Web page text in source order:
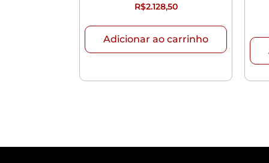
R$2.128,50
Adicionar ao carrinho